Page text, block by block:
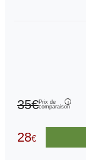
35€Prix de
comparaison
28€